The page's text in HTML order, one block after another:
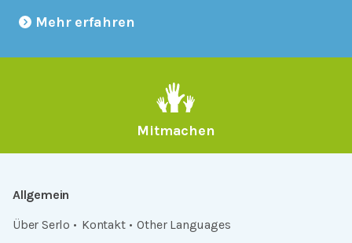
Mehr erfahren
Mitmachen
Allgemein
Über Serlo
Kontakt Other Languages